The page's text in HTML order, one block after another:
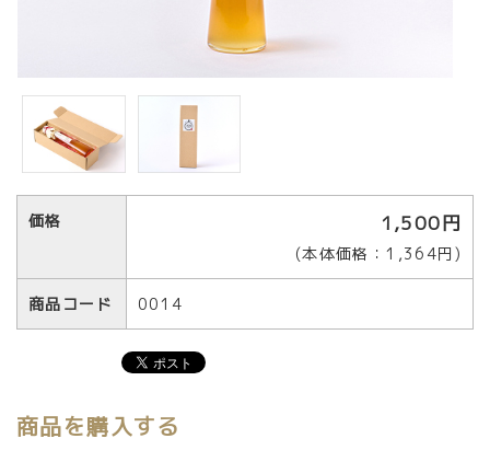
価格 1,500円
(本体価格：1,364円)
商品コード 0014
商品を購入する